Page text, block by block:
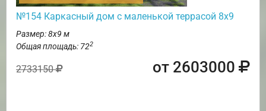
№154 Каркасный дом с маленькой террасой 8х9
Размер: 8х9 м
Общая площадь: 722
2733150 от 2603000